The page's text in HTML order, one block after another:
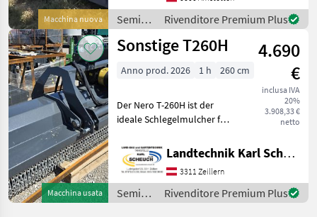
Macchina nuova
Schäkelmesser für besseren
Fremdkörperschutz • Get
Semina
e cura /
Müthing
Rivenditore Premium Plus
Macchina usata
Sonstige T260H
4.690
€
inclusa IVA
20%
3.908,33 €
netto
Anno prod. 2026 1 h 260 cm
Der Nero T-260H ist der
ideale Schlegelmulcher für
effizient bearbeiten
möchten. Mit 260 cm
Arbeitsbreite, Front- und
Heckanbau sowie hydra
Landtechnik Karl Scheuch
3311 Zeillern
Semina
e cura /
Rivenditore Premium Plus